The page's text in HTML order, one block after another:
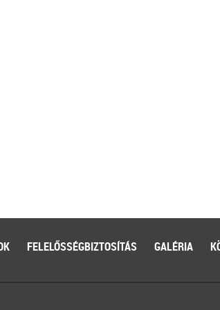
FELELŐSSÉGBIZTOSÍTÁS GALÉRIA